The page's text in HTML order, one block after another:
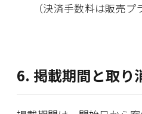
（決済手数料は販売プ
6. 掲載期間と取り